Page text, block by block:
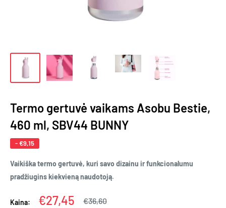
Termo gertuvė vaikams Asobu Bestie,
460 ml, SBV44 BUNNY
-€9,15
Vaikiška termo gertuvė, kuri savo dizainu ir funkcionalumu
pradžiugins kiekvieną naudotoją.
Kaina: Kaina
€27,45
Įprasta
€36,60